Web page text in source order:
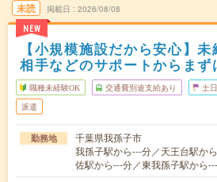
未読
NEW
掲載日 2026/08/08
【小規模施設だから安心】
相手などのサポートからまず
職種未経験OK 交通費別途支給あり 土
派遣
勤務地
千葉県我孫子市
我孫子駅から---分／天王台駅か
佐駅から---分／東我孫子駅から